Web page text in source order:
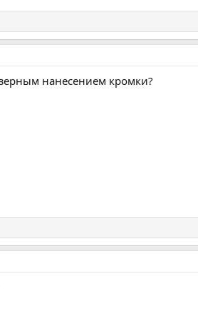
нанесением кромки?